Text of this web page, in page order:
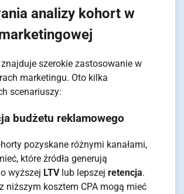
analizy kohort w
szerokie zastosowanie w
marketingu. Oto kilka
scenariuszy:
budżetu reklamowego
pozyskane różnymi kanałami,
które źródła generują
wyższej LTVlub lepszej retencja.
niższym kosztem CPA mogą mieć